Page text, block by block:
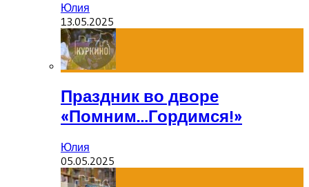
Юлия
13.05.2025
Праздник во дворе
«Помним…Гордимся!»
Юлия
05.05.2025